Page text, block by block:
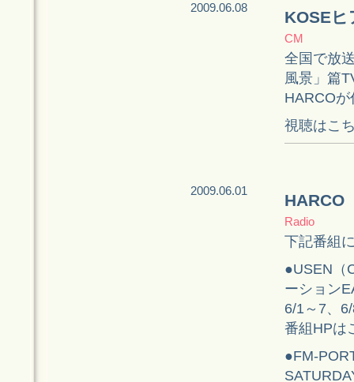
2009.06.08
KOSE
CM
全国で放
風景」篇
HARCO
視聴はこ
2009.06.01
HARCO
Radio
下記番組
●USEN（
ーション
6/1～7、
番組HPは
●FM-